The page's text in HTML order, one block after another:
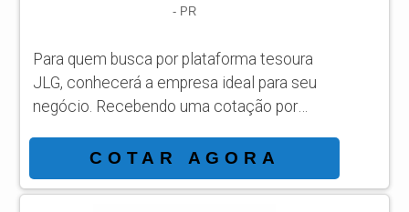
- PR
Para quem busca por plataforma tesoura
JLG, conhecerá a empresa ideal para seu
negócio. Recebendo uma cotação por
conhecendo a sofisticação, qualidade e
preço justo em um só lugar. Quando o
assunto é plataforma tesoura JLG, com a
COTAR AGORA